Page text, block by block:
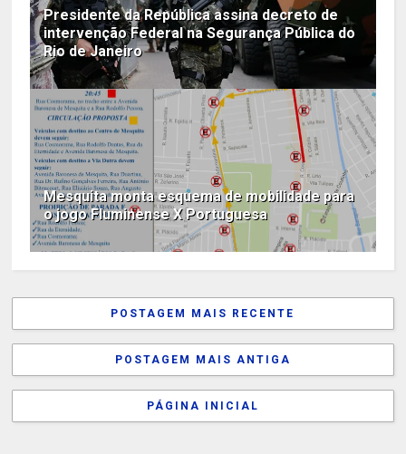
Presidente da República assina decreto de
intervenção Federal na Segurança Pública do
Rio de Janeiro
Mesquita monta esquema de mobilidade para
o jogo Fluminense X Portuguesa
POSTAGEM MAIS RECENTE
POSTAGEM MAIS ANTIGA
PÁGINA INICIAL